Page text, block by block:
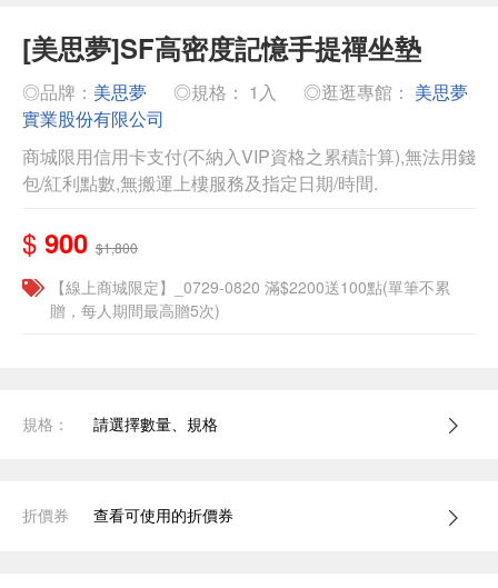
[美思夢]SF高密度記憶手提禪坐墊
◎品牌： 美思夢 ◎規格： 1入 ◎逛逛專館： 美思夢
實業股份有限公司
商城限用信用卡支付(不納入VIP資格之累積計算),無法用錢
包/紅利點數,無搬運上樓服務及指定日期/時間.
$ 900 $1,800
【線上商城限定】_0729-0820 滿$2200送100點(單筆不累
贈，每人期間最高贈5次)
規格： 請選擇數量、規格
折價券 查看可使用的折價券